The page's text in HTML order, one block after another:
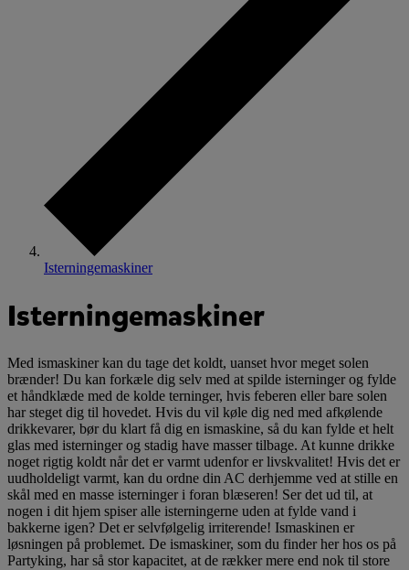
Isterningemaskiner
Isterningemaskiner
Med ismaskiner kan du tage det koldt, uanset hvor meget solen
brænder! Du kan forkæle dig selv med at spilde isterninger og fylde
et håndklæde med de kolde terninger, hvis feberen eller bare solen
har steget dig til hovedet. Hvis du vil køle dig ned med afkølende
drikkevarer, bør du klart få dig en ismaskine, så du kan fylde et helt
glas med isterninger og stadig have masser tilbage. At kunne drikke
noget rigtig koldt når det er varmt udenfor er livskvalitet! Hvis det er
uudholdeligt varmt, kan du ordne din AC derhjemme ved at stille en
skål med en masse isterninger i foran blæseren! Ser det ud til, at
nogen i dit hjem spiser alle isterningerne uden at fylde vand i
bakkerne igen? Det er selvfølgelig irriterende! Ismaskinen er
løsningen på problemet. De ismaskiner, som du finder her hos os på
Partyking, har så stor kapacitet, at de rækker mere end nok til store